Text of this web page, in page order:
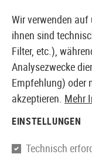
Nimrod
Wir verwenden auf
ihnen sind
Filter, etc.),
Analysezwecke
Empfehlung) oder
akzeptieren. Mehr
EINSTELLUNGEN
Technisch